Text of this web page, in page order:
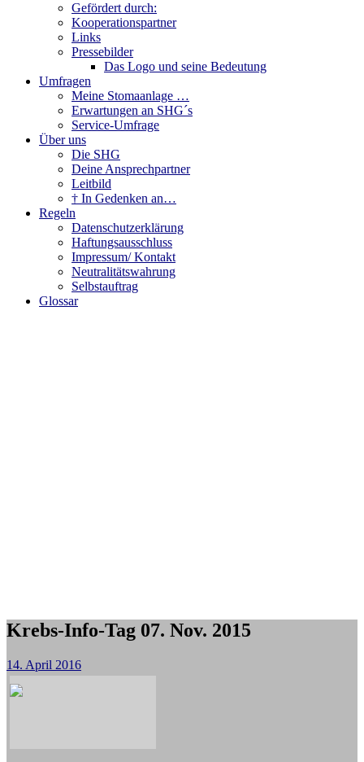
Gefördert durch:
Kooperationspartner
Links
Pressebilder
Das Logo und seine Bedeutung
Umfragen
Meine Stomaanlage …
Erwartungen an SHG´s
Service-Umfrage
Über uns
Die SHG
Deine Ansprechpartner
Leitbild
† In Gedenken an…
Regeln
Datenschutzerklärung
Haftungsausschluss
Impressum/ Kontakt
Neutralitätswahrung
Selbstauftrag
Glossar
Krebs-Info-Tag 07. Nov. 2015
14. April 2016